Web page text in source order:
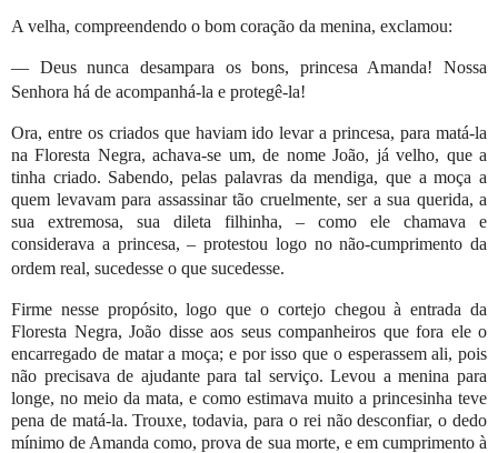
A velha, compreendendo o bom coração da menina, exclamou:
— Deus nunca desampara os bons, princesa Amanda! Nossa
Senhora há de acompanhá-la e protegê-la!
Ora, entre os criados que haviam ido levar a princesa, para matá-la
na Floresta Negra, achava-se um, de nome João, já velho, que a
tinha criado. Sabendo, pelas palavras da mendiga, que a moça a
quem levavam para assassinar tão cruelmente, ser a sua querida, a
sua extremosa, sua dileta filhinha, – como ele chamava e
considerava a princesa, – protestou logo no não-cumprimento da
ordem real, sucedesse o que sucedesse.
Firme nesse propósito, logo que o cortejo chegou à entrada da
Floresta Negra, João disse aos seus companheiros que fora ele o
encarregado de matar a moça; e por isso que o esperassem ali, pois
não precisava de ajudante para tal serviço. Levou a menina para
longe, no meio da mata, e como estimava muito a princesinha teve
pena de matá-la. Trouxe, todavia, para o rei não desconfiar, o dedo
mínimo de Amanda como, prova de sua morte, e em cumprimento à